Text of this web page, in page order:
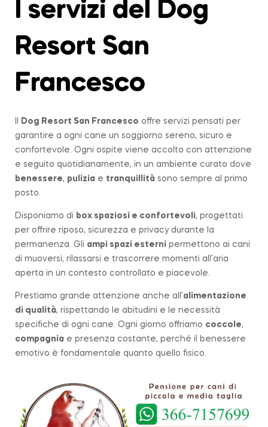
I servizi del Dog
Resort San
Francesco
Dog Resort San Francesco offre servizi pensati per
garantire a ogni cane un soggiorno sereno, sicuro e
confortevole. Ogni ospite viene accolto con attenzione
e seguito quotidianamente, in un ambiente curato dove
benessere, pulizia e tranquillità sono sempre al primo
posto.
Disponiamo di box spaziosi e confortevoli, progettati
per offrire riposo, sicurezza e privacy durante la
permanenza. Gli ampi spazi esterni permettono ai cani
di muoversi, rilassarsi e trascorrere momenti all’aria
aperta in un contesto controllato e piacevole.
Prestiamo grande attenzione anche all’alimentazione
di qualità, rispettando le abitudini e le necessità
specifiche di ogni cane. Ogni giorno offriamo coccole,
compagnia e presenza costante, perché il benessere
emotivo è fondamentale quanto quello fisico.